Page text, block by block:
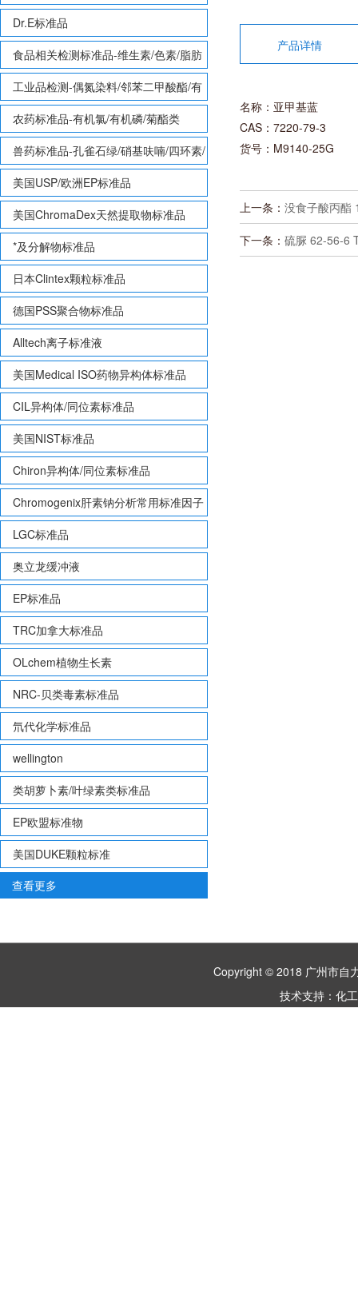
Dr.E标准品
食品相关检测标准品-维生素/色素/脂肪
酸甲酯等
工业品检测-偶氮染料/邻苯二甲酸酯/有
机锡/多溴联苯/多溴联苯醚/多氯联苯
农药标准品-有机氯/有机磷/菊酯类
兽药标准品-孔雀石绿/硝基呋喃/四环素/
磺胺等
美国USP/欧洲EP标准品
美国ChromaDex天然提取物标准品
*及分解物标准品
日本Clintex颗粒标准品
德国PSS聚合物标准品
Alltech离子标准液
美国Medical ISO药物异构体标准品
CIL异构体/同位素标准品
美国NIST标准品
Chiron异构体/同位素标准品
Chromogenix肝素钠分析常用标准因子
LGC标准品
奥立龙缓冲液
EP标准品
TRC加拿大标准品
OLchem植物生长素
NRC-贝类毒素标准品
氘代化学标准品
wellington
类胡萝卜素/叶绿素类标准品
EP欧盟标准物
美国DUKE颗粒标准
查看更多
产品详情
名称：亚甲基蓝
CAS：7220-79-3
货号：M9140-25G
上一条： 没食子酸丙酯
下一条： 硫脲 62-56-6
Copyright © 2018 广州市
技术支持： 化